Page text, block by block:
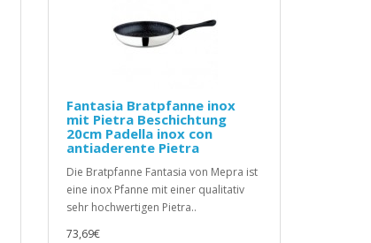
Fantasia Bratpfanne inox
mit Pietra Beschichtung
20cm Padella inox con
antiaderente Pietra
Die Bratpfanne Fantasia von Mepra ist
eine inox Pfanne mit einer qualitativ
sehr hochwertigen Pietra..
73,69€